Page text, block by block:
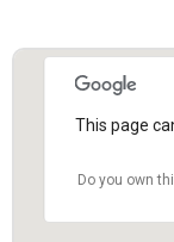
This page
Do you own